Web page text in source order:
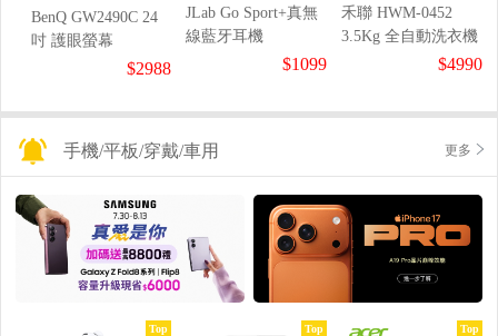
BenQ GW2490C 24
吋 護眼螢幕
$2988
JLab Go Sport+真無
線藍牙耳機
$1099
禾聯 HWM-0452
3.5Kg 全自動洗衣機
$4990
手機/平板/穿戴/車用 更多
Top Top Top